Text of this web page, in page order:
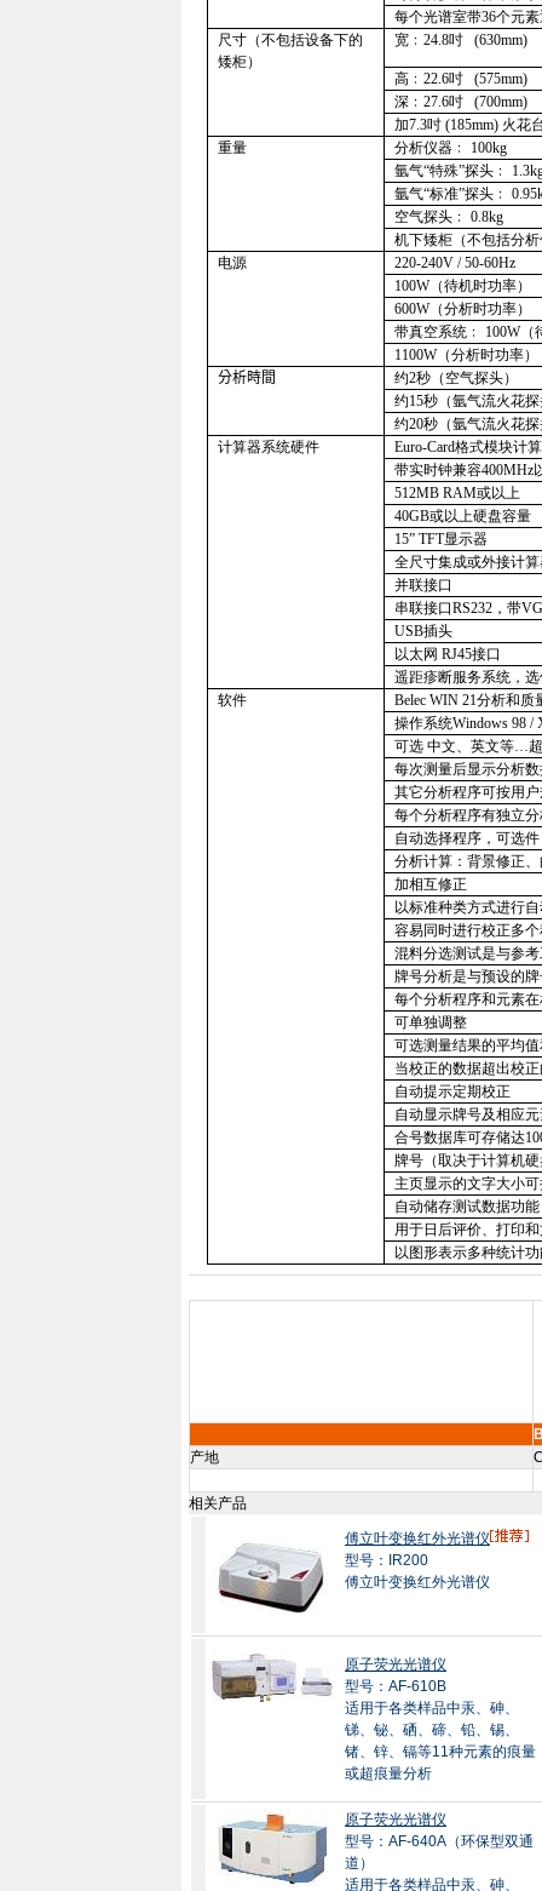
每个光谱室带36个元素
尺寸（不包括设备下的
矮柜）
宽﹕ 24.8吋 (630mm)
高﹕ 22.6吋 (575mm)
深﹕ 27.6吋 (700mm)
加7.3吋(185mm) 火花
重量
分析仪器﹕
100kg
氩气“特殊”探头﹕
氩气“标准”探头﹕
空气探头﹕ 0.8kg
机下矮柜（不包括分
电源
220-240V / 50-60Hz
100W（待机时功率）
600W（分析时功率）
带真空系统﹕
100W（
1100W（分析时功率）
分析時間
约2秒（空气探头）
约15秒（氩气流火花探
约20秒（氩气流火花
计算器系统硬件
Euro-Card格式模块计
带实时钟兼容400MHz
512MB RAM或以上
40GB或以上硬盘容量
15”TFT显示器
全尺寸集成或外接计
并联接口
串联接口RS232，带
USB插头
以太网 RJ45接口
遥距疹断服务系统，选
软件
Belec WIN 21分析和质
操作系统Windows 98 /
可选 中文、英文等…
每次测量后显示分析数
其它分析程序可按用
每个分析程序有独立
自动选择程序，可选件
分析计算：背景修正
加相互修正
以标准种类方式进行
容易同时进行校正多
混料分选测试是与参
牌号分析是与预设的
每个分析程序和元素
可单独调整
可选测量结果的平均
当校正的数据超出校
自动提示定期校正
自动显示牌号及相应
合号数据库可存储达
牌号（取决于计算机
主页显示的文字大小
自动储存测试数据功能
用于日后评价、打印
以图形表示多种统计功
产地
相关产品
傅立叶变换红外光谱仪
型号：IR200
傅立叶变换红外光谱仪
原子荧光光谱仪
型号：AF-610B
适用于各类样品中汞、砷、
锑、铋、硒、碲、铅、锡、
锗、锌、镉等11种元素的痕量
或超痕量分析
原子荧光光谱仪
型号：AF-640A（环保型双通
道）
适用于各类样品中汞、砷、